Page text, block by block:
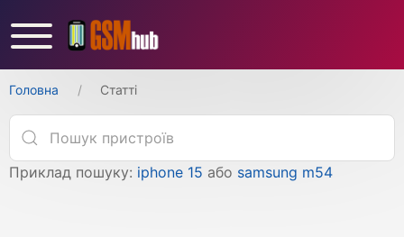
Головна Статті
Приклад пошуку: iphone 15 або samsung m54